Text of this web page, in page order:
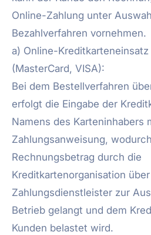
Online-Zahlung unter
Bezahlverfahren vornehmen.
a) Online-Kreditkarteneinsatz
(MasterCard, VISA):
Bei dem Bestellverfahren
erfolgt die Eingabe der
Namens des Karteninhabers
Zahlungsanweisung,
Rechnungsbetrag durch die
Kreditkartenorganisation
Zahlungsdienstleister zur
Betrieb gelangt und dem
Kunden belastet wird.